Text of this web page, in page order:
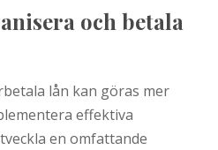
och betala
lån kan göras mer
effektiva
en omfattande